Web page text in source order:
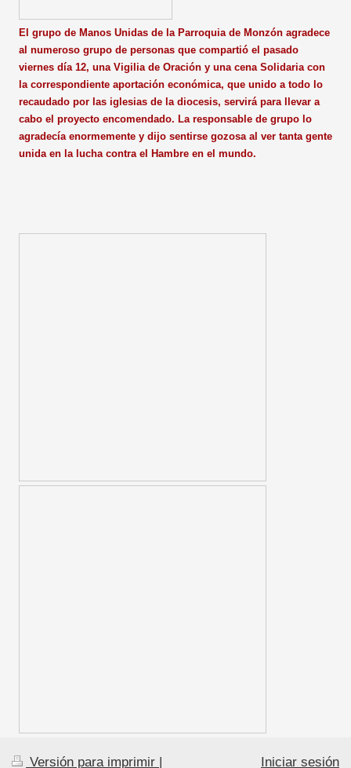
El grupo de Manos Unidas de la Parroquia de Monzón agradece
al numeroso grupo de personas que compartió el pasado
viernes día 12, una Vigilia de Oración y una cena Solidaria con
la correspondiente aportación económica, que unido a todo lo
recaudado por las iglesias de la diocesis, servirá para llevar a
cabo el proyecto encomendado. La responsable de grupo lo
agradecía enormemente y dijo sentirse gozosa al ver tanta gente
unida en la lucha contra el Hambre en el mundo.
Versión para imprimir | Iniciar sesión